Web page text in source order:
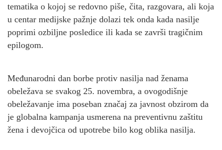
tematika o kojoj se redovno piše, čita, razgovara, ali koja
u centar medijske pažnje dolazi tek onda kada nasilje
poprimi ozbiljne posledice ili kada se završi tragičnim
epilogom.
Međunarodni dan borbe protiv nasilja nad ženama
obeležava se svakog 25. novembra, a ovogodišnje
obeležavanje ima poseban značaj za javnost obzirom da
je globalna kampanja usmerena na preventivnu zaštitu
žena i devojčica od upotrebe bilo kog oblika nasilja.